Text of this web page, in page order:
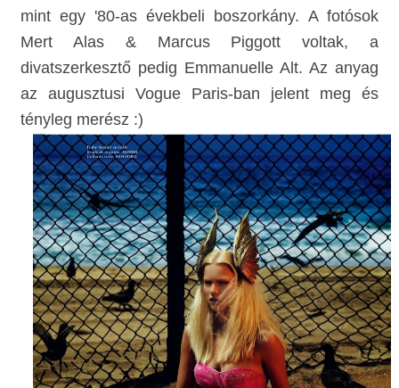
mint egy '80-as évekbeli boszorkány. A fotósok
Mert Alas & Marcus Piggott voltak, a
divatszerkesztő pedig Emmanuelle Alt. Az anyag
az augusztusi Vogue Paris-ban jelent meg és
tényleg merész :)